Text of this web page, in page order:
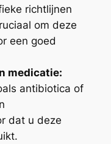
richtlijnen
om deze
een goed
medicatie:
antibiotica of
dat u deze